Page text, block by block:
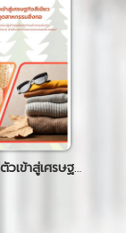
คู่มือการปรับตัวเข้าสู่เศรษฐกิจสีเขียว (สิ่งทอ)